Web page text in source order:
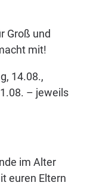
Groß und
mit!
14.08.,
– jeweils
im Alter
euren Eltern